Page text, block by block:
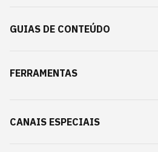
GUIAS DE CONTEÚDO
FERRAMENTAS
CANAIS ESPECIAIS